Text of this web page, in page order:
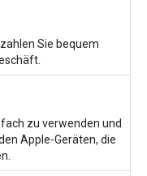
Sie bequem
zu verwenden und
Apple-Geräten, die